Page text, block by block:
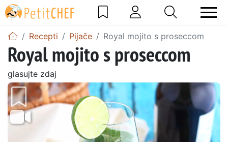
Recepti Pijače Royal mojito s proseccom
Royal mojito s proseccom
glasujte zdaj